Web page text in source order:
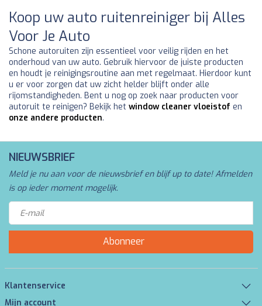
Koop uw auto ruitenreiniger bij Alles
Voor Je Auto
Schone autoruiten zijn essentieel voor veilig rijden en het
onderhoud van uw auto. Gebruik hiervoor de juiste producten
en houdt je reinigingsroutine aan met regelmaat. Hierdoor kunt
u er voor zorgen dat uw zicht helder blijft onder alle
rijomstandigheden. Bent u nog op zoek naar producten voor
autoruit te reinigen? Bekijk het window cleaner vloeistof en
onze andere producten.
NIEUWSBRIEF
Meld je nu aan voor de nieuwsbrief en blijf up to date! Afmelden
is op ieder moment mogelijk.
Abonneer
Klantenservice
Mijn account